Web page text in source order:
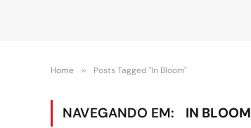
Home » Posts Tagged "In Bloom"
NAVEGANDO EM: IN BLOOM